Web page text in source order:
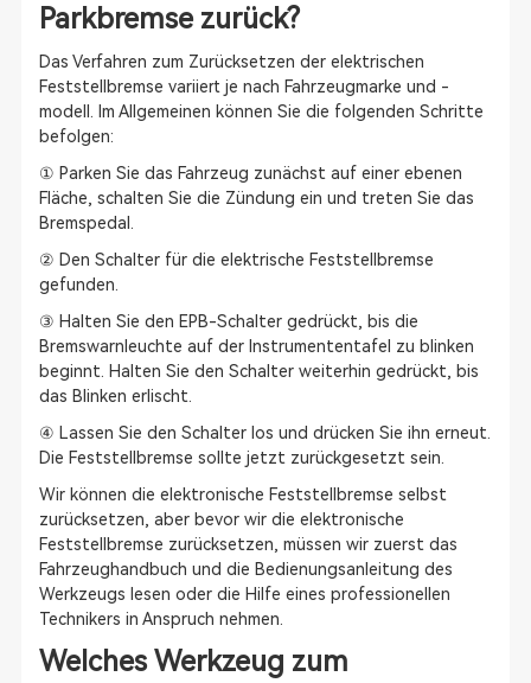
Parkbremse zurück?
Das Verfahren zum Zurücksetzen der elektrischen
Feststellbremse variiert je nach Fahrzeugmarke und -
modell. Im Allgemeinen können Sie die folgenden Schritte
befolgen:
① Parken Sie das Fahrzeug zunächst auf einer ebenen
Fläche, schalten Sie die Zündung ein und treten Sie das
Bremspedal.
② Den Schalter für die elektrische Feststellbremse
gefunden.
③ Halten Sie den EPB-Schalter gedrückt, bis die
Bremswarnleuchte auf der Instrumententafel zu blinken
beginnt. Halten Sie den Schalter weiterhin gedrückt, bis
das Blinken erlischt.
④ Lassen Sie den Schalter los und drücken Sie ihn erneut.
Die Feststellbremse sollte jetzt zurückgesetzt sein.
Wir können die elektronische Feststellbremse selbst
zurücksetzen, aber bevor wir die elektronische
Feststellbremse zurücksetzen, müssen wir zuerst das
Fahrzeughandbuch und die Bedienungsanleitung des
Werkzeugs lesen oder die Hilfe eines professionellen
Technikers in Anspruch nehmen.
Welches Werkzeug zum